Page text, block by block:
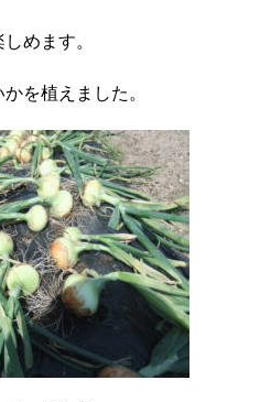
めます。
を植えました。